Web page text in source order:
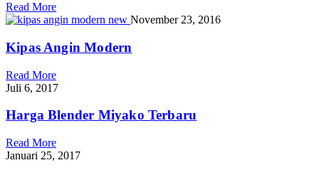
Read More
November 23, 2016
Kipas Angin Modern
Read More
Juli 6, 2017
Harga Blender Miyako Terbaru
Read More
Januari 25, 2017